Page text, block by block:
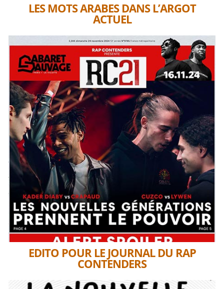
LES MOTS ARABES DANS L’ARGOT
ACTUEL
EDITO POUR LE JOURNAL DU RAP
CONTENDERS